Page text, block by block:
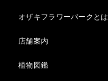
オザキフラワーパークとは
店舗案内
植物図鑑